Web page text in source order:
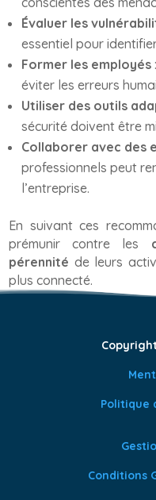
Évaluer les
essentiel pour
Former les employés
éviter les erreurs
Utiliser des outils
sécurité doivent être
Collaborer avec des
professionnels peut
l’entreprise.
En suivant ces
prémunir contre les
pérennité de leurs
plus connecté.
Politique
Conditions